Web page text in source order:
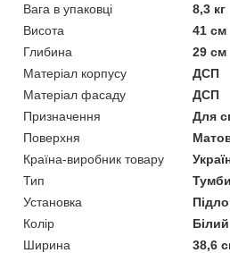
Вага в упаковці
8,3 кг
Висота
41 см
Глибина
29 см
Матеріал корпусу
ДСП
Матеріал фасаду
ДСП
Призначення
Для
Поверхня
Країна-виробник товару
Тип
Тумби
Установка
Колір
Білий
Ширина
38,6